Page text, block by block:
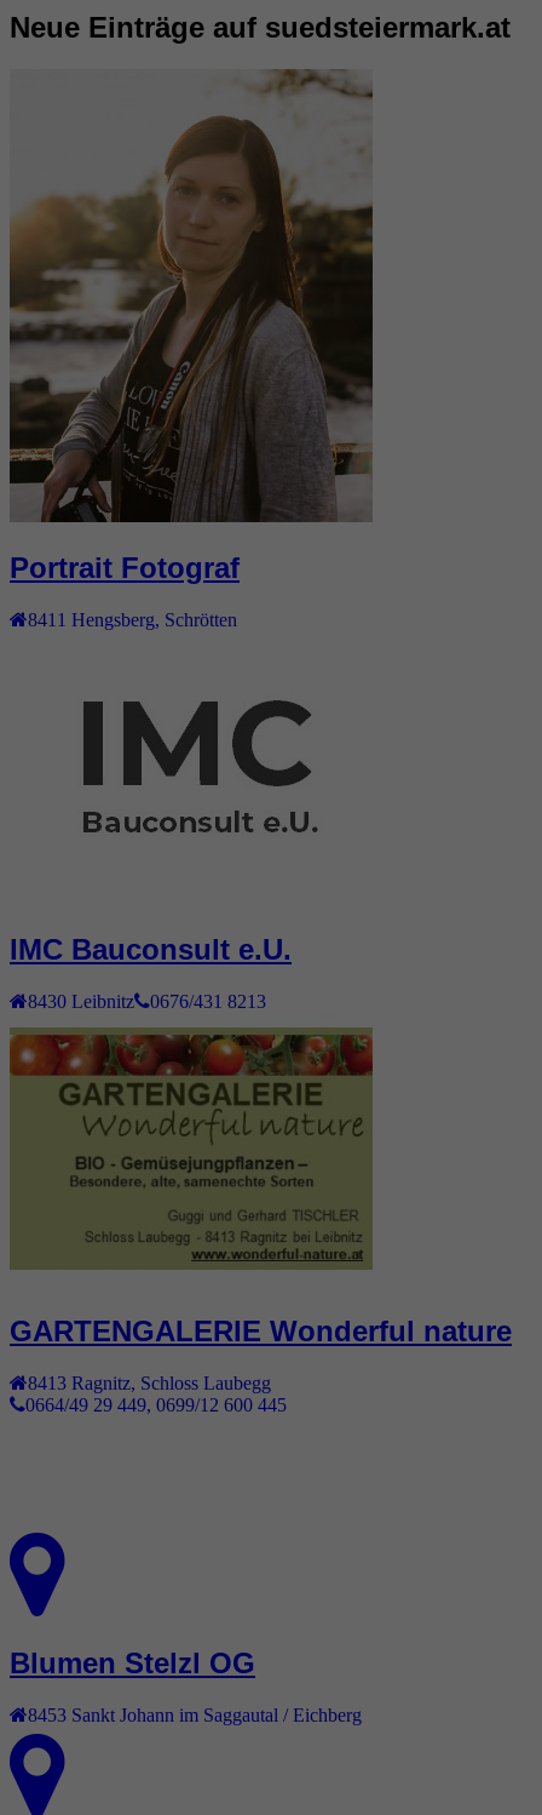
Neue Einträge auf suedsteiermark.at
Portrait Fotograf
8411 Hengsberg Schrötten
IMC Bauconsult e.U.
8430 Leibnitz 0676/431 8213
GARTENGALERIE Wonderful nature
8413 Ragnitz
Schloss Laubegg
0664/49 29 449, 0699/12 600 445
Blumen Stelzl OG
8453 Sankt Johann im Saggautal / Eichberg